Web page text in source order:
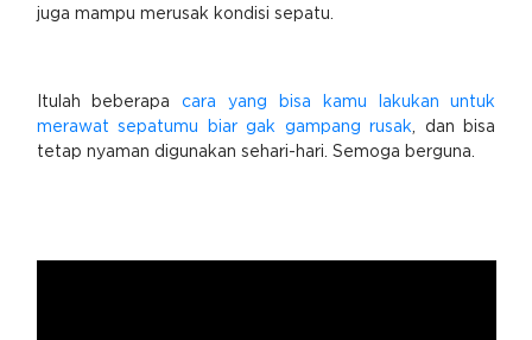
juga mampu merusak kondisi sepatu.
Itulah beberapacara yang bisa kamu lakukan untuk
merawat sepatumu biar gak gampang rusak, dan bisa
tetap nyaman digunakan sehari-hari. Semoga berguna.